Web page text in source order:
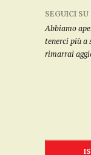
SEGUICI
Abbiamo
tenerci più a
rimarrai